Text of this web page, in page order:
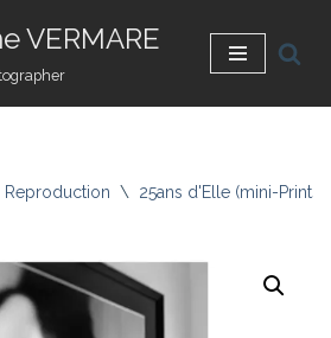
VERMARE
\ 25ans d'Elle (mini-Prints)